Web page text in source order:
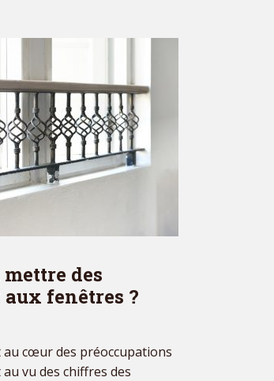
des
fenêtres ?
au cœur des préoccupations
vu des chiffres des